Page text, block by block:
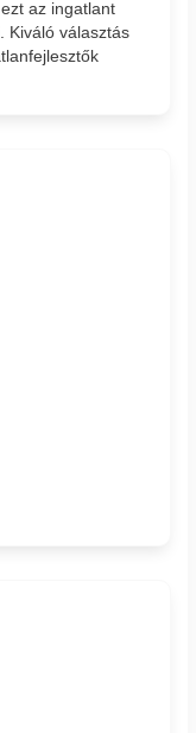
az ingatlant
Kiváló választás